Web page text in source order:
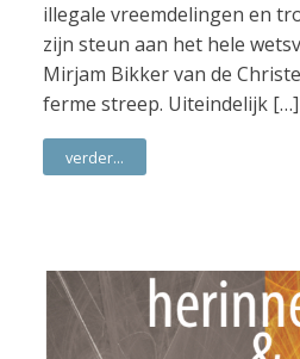
illegale vreemdelingen en
zijn steun aan het hele
Mirjam Bikker van de
ferme streep. Uiteindelijk […]
verder...